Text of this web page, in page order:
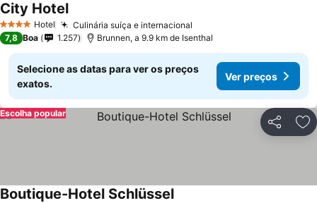
4 EstrelasHotel Culinária suíça e internacional
City Hotel
7,8 Boa 1.257 Brunnen, a 9.9 km de Isenthal
Selecione as datas para ver os preços
exatos.
Ver preços
Partilhar
Escolha popular
Boutique-Hotel Schlüssel